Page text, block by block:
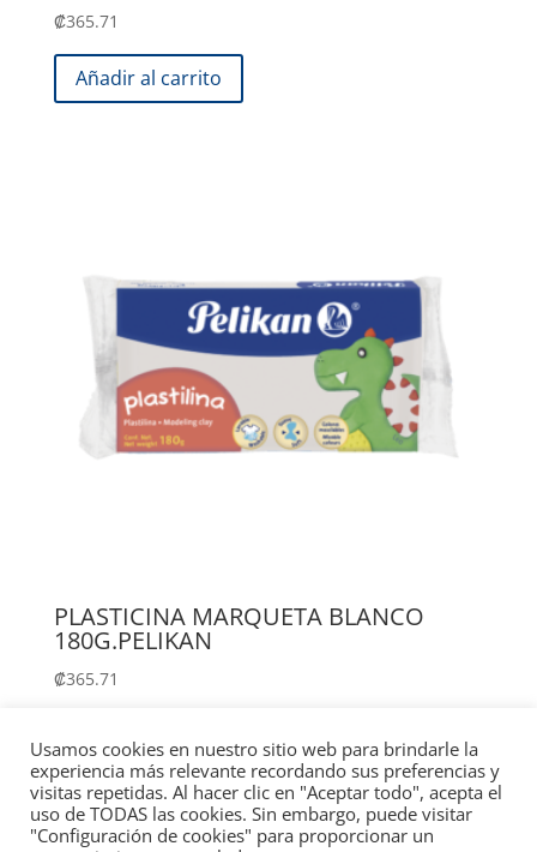
₡365.71
Añadir al carrito
PLASTICINA MARQUETA BLANCO
180G.PELIKAN
₡365.71
Añadir al carrito
Usamos cookies en nuestro sitio web para brindarle la
experiencia más relevante recordando sus preferencias y
visitas repetidas. Al hacer clic en "Aceptar todo", acepta el
uso de TODAS las cookies. Sin embargo, puede visitar
"Configuración de cookies" para proporcionar un